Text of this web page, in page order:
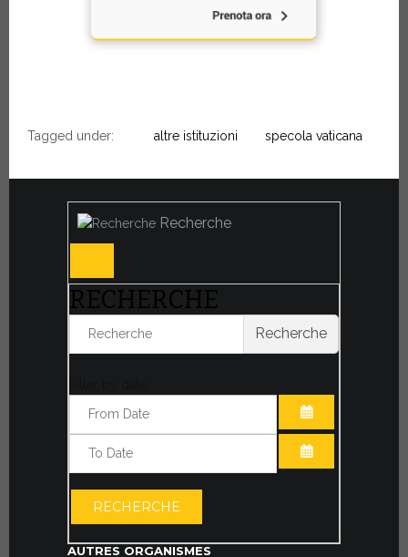
Tagged under: altre istituzioni specola vaticana
Recherche
RECHERCHE
Recherche
OUVRIR LE
RECHERCHE
AUTRES ORGANISMES